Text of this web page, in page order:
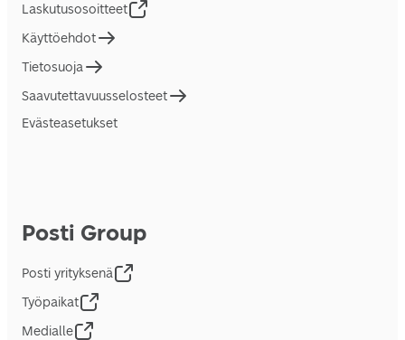
Laskutusosoitteet
Käyttöehdot
Tietosuoja
Saavutettavuusselosteet
Evästeasetukset
Posti Group
Posti yrityksenä
Työpaikat
Medialle